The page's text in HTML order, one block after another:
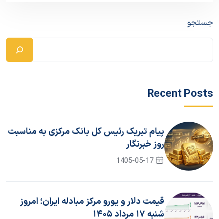
جستجو
Recent Posts
پیام تبریک رئیس کل بانک مرکزی به مناسبت
روز خبرنگار
1405-05-17
قیمت دلار و یورو مرکز مبادله ایران؛ امروز
شنبه ۱۷ مرداد ۱۴۰۵